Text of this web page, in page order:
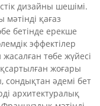
дизайны шешімі.
мәтінді қағаз
бетінде ерекше
эффектілер
төбе жүйесі
жоғары
сондықтан әдемі бет
архитектуралық